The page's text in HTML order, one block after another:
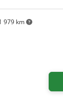
979 km